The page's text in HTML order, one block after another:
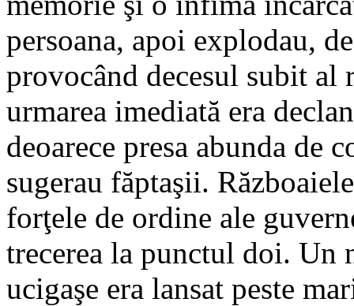
persoana, apoi explodau,
provocând decesul subit al
urmarea imediată era
deoarece presa abunda de
sugerau făptaşii.
forţele de ordine ale
trecerea la punctul doi. Un
ucigaşe era lansat peste